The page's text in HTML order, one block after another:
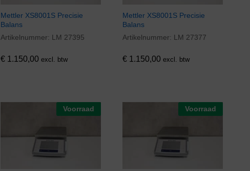
Mettler XS8001S Precisie
Balans
Artikelnummer: LM 27395
€1.150,00 excl. btw
€1.150,00
Mettler XS8001S Precisie
Balans
Artikelnummer: LM 27377
€1.150,00 excl. btw
€1.150,00
Voorraad Voorraad